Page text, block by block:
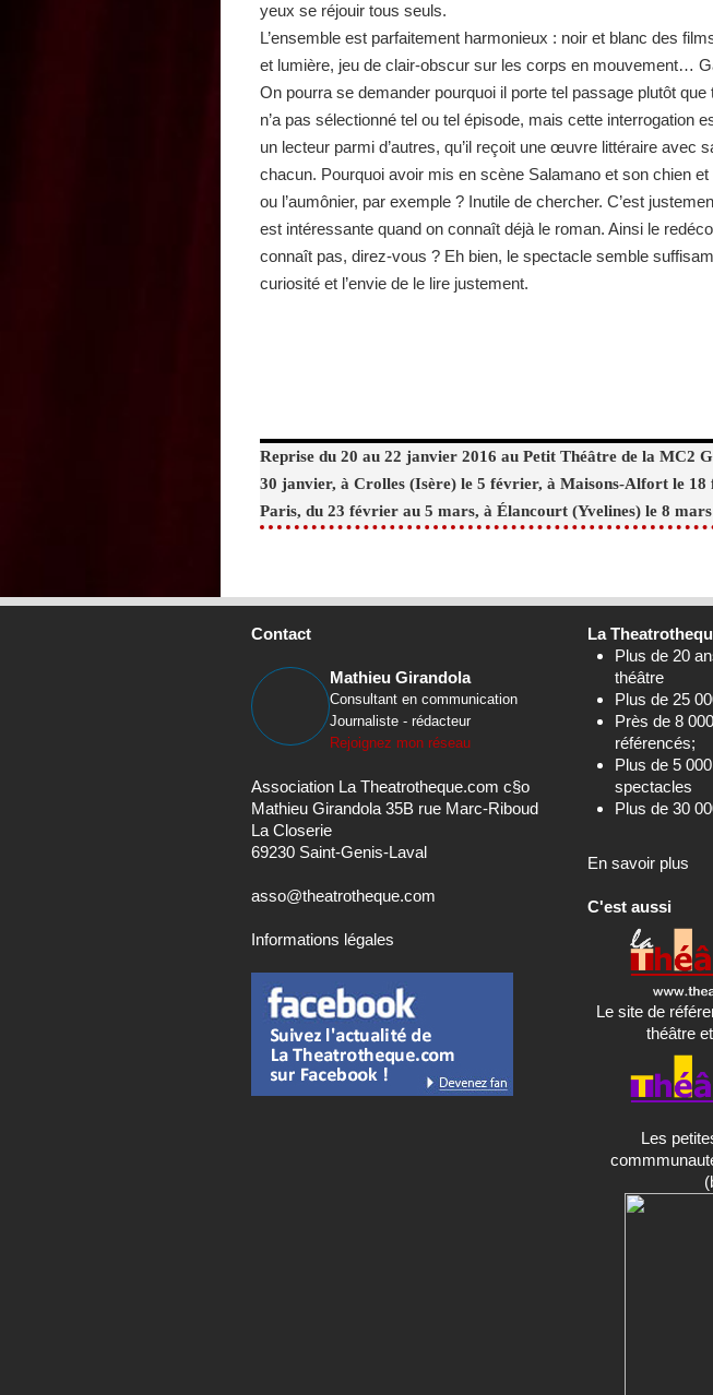
yeux se réjouir tous seuls.
L’ensemble est parfaitement harmonieux : noir et blanc des
et lumière, jeu de clair-obscur sur les corps en mouvement…
On pourra se demander pourquoi il porte tel passage plutôt
n’a pas sélectionné tel ou tel épisode, mais cette interrogation
un lecteur parmi d’autres, qu’il reçoit une œuvre littéraire avec
chacun. Pourquoi avoir mis en scène Salamano et son chien
ou l’aumônier, par exemple ? Inutile de chercher. C’est
est intéressante quand on connaît déjà le roman. Ainsi le
connaît pas, direz-vous ? Eh bien, le spectacle semble
curiosité et l’envie de le lire justement.
Reprise du 20 au 22 janvier 2016 au Petit Théâtre de la MC2
30 janvier, à Crolles (Isère) le 5 février, à Maisons-Alfort le 18
Paris, du 23 février au 5 mars, à Élancourt (Yvelines) le 8
Contact
Mathieu Girandola
Consultant en communication
Journaliste - rédacteur
Rejoignez mon réseau
Association La Theatrotheque.com c§o
Mathieu Girandola 35B rue Marc-Riboud
La Closerie
69230 Saint-Genis-Laval
asso@theatrotheque.com
Informations légales
La
Plus de 20
théâtre
Plus de 25
Près de 8
référencés;
Plus de 5
spectacles
Plus de 30
En savoir plus
C'est aussi
Le site de
théâtre
Les